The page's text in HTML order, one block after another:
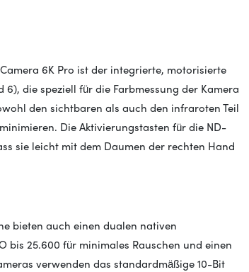
6K Pro ist der integrierte, motorisierte
die speziell für die Farbmessung der Kamera
den sichtbaren als auch den infraroten Teil
Die Aktivierungstasten für die ND-
sie leicht mit dem Daumen der rechten Hand
bieten auch einen dualen nativen
bis 25.600 für minimales Rauschen und einen
verwenden das standardmäßige 10-Bit